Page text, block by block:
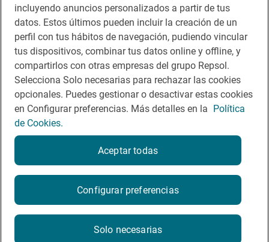
Acessibilidade
Contacto
Política de cookies
Aviso legal
Política de privacidade
Regras de participação nas redes sociais
incluyendo anuncios personalizados a partir de tus
datos. Estos últimos pueden incluir la creación de un
perfil con tus hábitos de navegación, pudiendo vincular
tus dispositivos, combinar tus datos online y offline, y
compartirlos con otras empresas del grupo Repsol.
Selecciona Solo necesarias para rechazar las cookies
opcionales. Puedes gestionar o desactivar estas cookies
en Configurar preferencias. Más detalles en la Política
de Cookies.
Configurar preferencias
Solo necesarias
Aceptar todas